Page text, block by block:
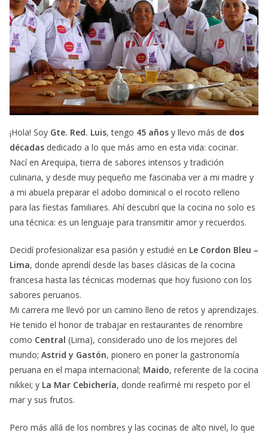
¡Hola! Soy Gte. Red. Luis, tengo 45 años y llevo más de dos
décadas dedicado a lo que más amo en esta vida: cocinar.
Nací en Arequipa, tierra de sabores intensos y tradición
culinaria, y desde muy pequeño me fascinaba ver a mi madre y
a mi abuela preparar el adobo dominical o el rocoto relleno
para las fiestas familiares. Ahí descubrí que la cocina no solo es
una técnica: es un lenguaje para transmitir amor y recuerdos.
Decidí profesionalizar esa pasión y estudié en Le Cordon Bleu –
Lima, donde aprendí desde las bases clásicas de la cocina
francesa hasta las técnicas modernas que hoy fusiono con los
sabores peruanos.
Mi carrera me llevó por un camino lleno de retos y aprendizajes.
He tenido el honor de trabajar en restaurantes de renombre
como Central (Lima), considerado uno de los mejores del
mundo; Astrid y Gastón, pionero en poner la gastronomía
peruana en el mapa internacional; Maido, referente de la cocina
nikkei; y La Mar Cebichería, donde reafirmé mi respeto por el
mar y sus frutos.
Pero más allá de los nombres y las cocinas de alto nivel, lo que